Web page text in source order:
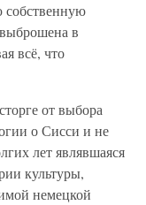
в
всё, что
от выбора
о Сисси и не
лет являвшаяся
культуры,
немецкой